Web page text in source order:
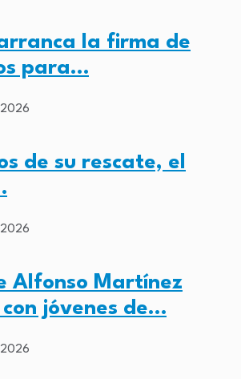
la firma de
para…
de su rescate, el
Alfonso Martínez
jóvenes de…